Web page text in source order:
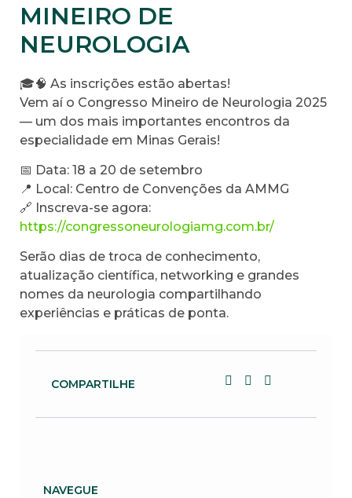
MINEIRO DE
NEUROLOGIA
🎓🧠 As inscrições estão abertas!
Vem aí o Congresso Mineiro de Neurologia 2025
— um dos mais importantes encontros da
especialidade em Minas Gerais!
📅 Data: 18 a 20 de setembro
📍 Local: Centro de Convenções da AMMG
🔗 Inscreva-se agora:
https://congressoneurologiamg.com.br/
Serão dias de troca de conhecimento,
atualização científica, networking e grandes
nomes da neurologia compartilhando
experiências e práticas de ponta.
COMPARTILHE
NAVEGUE